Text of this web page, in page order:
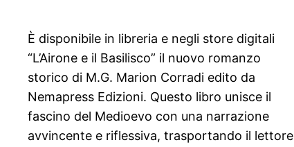
È disponibile in libreria e negli store digitali
“L’Airone e il Basilisco” il nuovo romanzo
storico di M.G. Marion Corradi edito da
Nemapress Edizioni. Questo libro unisce il
fascino del Medioevo con una narrazione
avvincente e riflessiva, trasportando il lettore